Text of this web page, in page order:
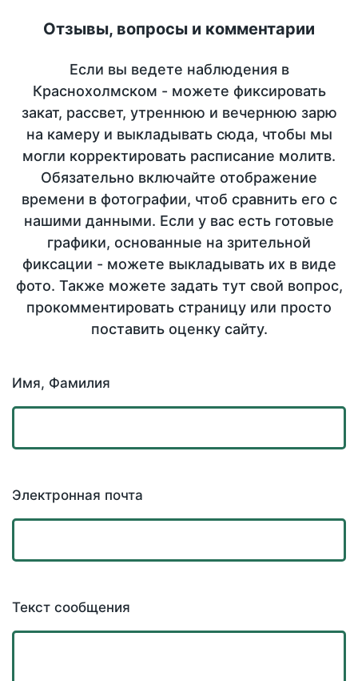
Отзывы, вопросы и комментарии
Если вы ведете наблюдения в
Краснохолмском - можете фиксировать
закат, рассвет, утреннюю и вечернюю зарю
на камеру и выкладывать сюда, чтобы мы
могли корректировать расписание молитв.
Обязательно включайте отображение
времени в фотографии, чтоб сравнить его с
нашими данными. Если у вас есть готовые
графики, основанные на зрительной
фиксации - можете выкладывать их в виде
фото. Также можете задать тут свой вопрос,
прокомментировать страницу или просто
поставить оценку сайту.
Имя, Фамилия
Электронная почта
Текст сообщения